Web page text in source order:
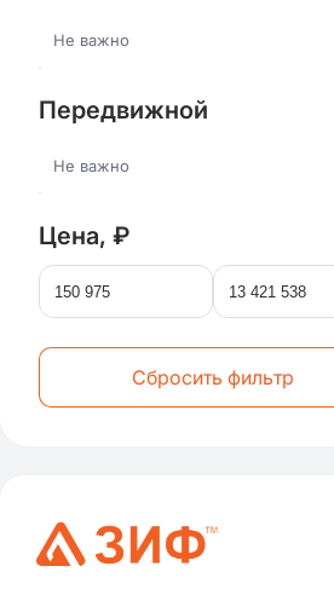
Не важно
Передвижной
Не важно
Цена, ₽
Сбросить фильтр